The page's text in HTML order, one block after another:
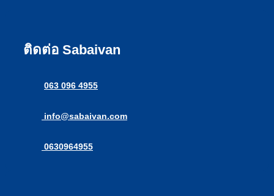
ติดต่อ Sabaivan
063 096 4955
info@sabaivan.com
0630964955